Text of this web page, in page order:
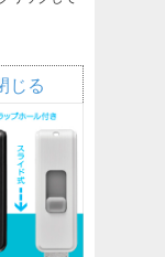
じる